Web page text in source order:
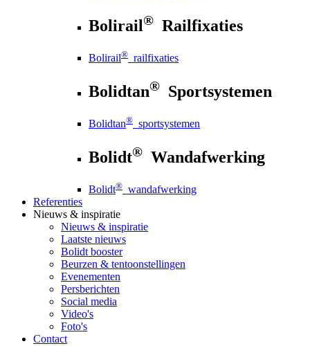
Bolirail® Railfixaties
Bolirail® railfixaties
Bolidtan® Sportsystemen
Bolidtan® sportsystemen
Bolidt® Wandafwerking
Bolidt® wandafwerking
Referenties
Nieuws & inspiratie
Nieuws & inspiratie
Laatste nieuws
Bolidt booster
Beurzen & tentoonstellingen
Evenementen
Persberichten
Social media
Video's
Foto's
Contact